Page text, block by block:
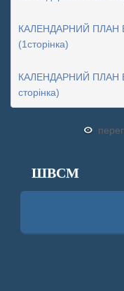
КАЛЕНДАРНИЙ ПЛАН
(1сторінка)
КАЛЕНДАРНИЙ ПЛАН
сторінка)
ШВСМ